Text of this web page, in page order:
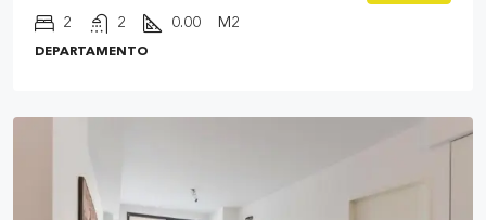
2 2 0.00 M2
DEPARTAMENTO